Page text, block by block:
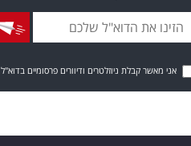
אני מאשר קבלת ניוזלטרים ודיוורים פרסומיים בדוא"ל